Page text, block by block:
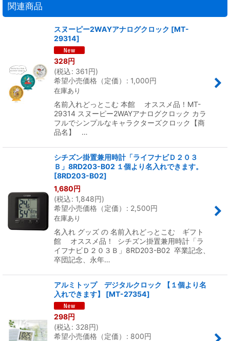
関連商品
スヌーピー2WAYアナログクロック [MT-
29314]
328円
(税込: 361円)
希望小売価格（定価）
: 1,000円
在庫あり
名前入れどっとこむ 本館 オススメ品！MT-
29314 スヌーピー2WAYアナログクロック カラ
フルでシンプルなキャラクターズクロック【商
品名】 …
シチズン掛置兼用時計「ライフナビＤ２０３
Ｂ」8RD203-B02 １個より名入れできます。
[8RD203-B02]
1,680円
(税込: 1,848円)
希望小売価格（定価）
: 2,500円
在庫あり
名入れ グッズ の 名前入れどっとこむ ギフト
館 オススメ品！ シチズン掛置兼用時計「ラ
イフナビＤ２０３Ｂ」8RD203-B02 卒業記念、
卒団記念、永年…
アルミトップ デジタルクロック 【１個より名
入れできます】
[MT-27354]
298円
(税込: 328円)
希望小売価格（定価）
: 800円